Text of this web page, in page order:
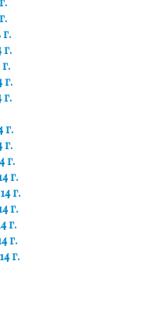
г.
г.
г.
г.
г.
г.
г.
г.
г.
г.
г.
г.